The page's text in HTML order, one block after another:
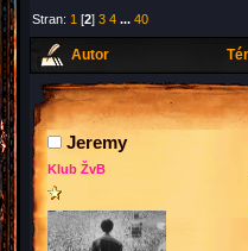
Stran: 1 [2]3 4 ...40
Autor
Jeremy
Klub ŽvB